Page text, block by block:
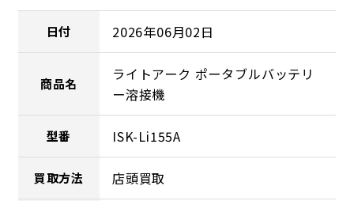
日付 2026年06月02日
商品名
ライトアーク ポータブルバッテリ
ー溶接機
型番 ISK-Li155A
買取方法 店頭買取